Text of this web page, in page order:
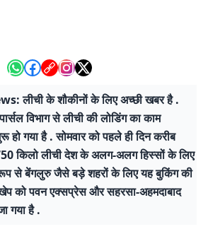
लीची के शौकीनों के लिए अच्छी खबर है .
विभाग से लीची की लोडिंग का काम
गया है . सोमवार को पहले ही दिन करीब
किलो लीची देश के अलग-अलग हिस्सों के लिए
से बेंगलुरु जैसे बड़े शहरों के लिए यह बुकिंग की
को पवन एक्सप्रेस और सहरसा-अहमदाबाद
गया है .